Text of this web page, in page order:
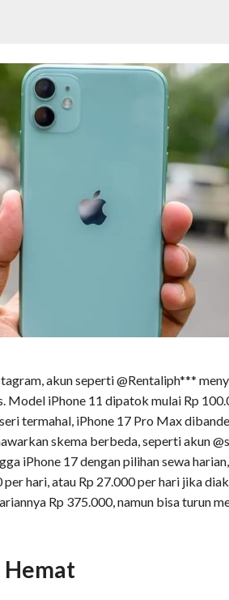
akun seperti @Rentaliph***
Model iPhone 11 dipatok mulai Rp
termahal, iPhone 17 Pro Max
skema berbeda, seperti akun
iPhone 17 dengan pilihan sewa
hari, atau Rp 27.000 per hari jika
Rp 375.000, namun bisa turun
Hemat